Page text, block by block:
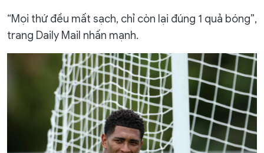
“Mọi thứ đều mất sạch, chỉ còn lại đúng 1 quả bóng”,
trang Daily Mail nhấn mạnh.